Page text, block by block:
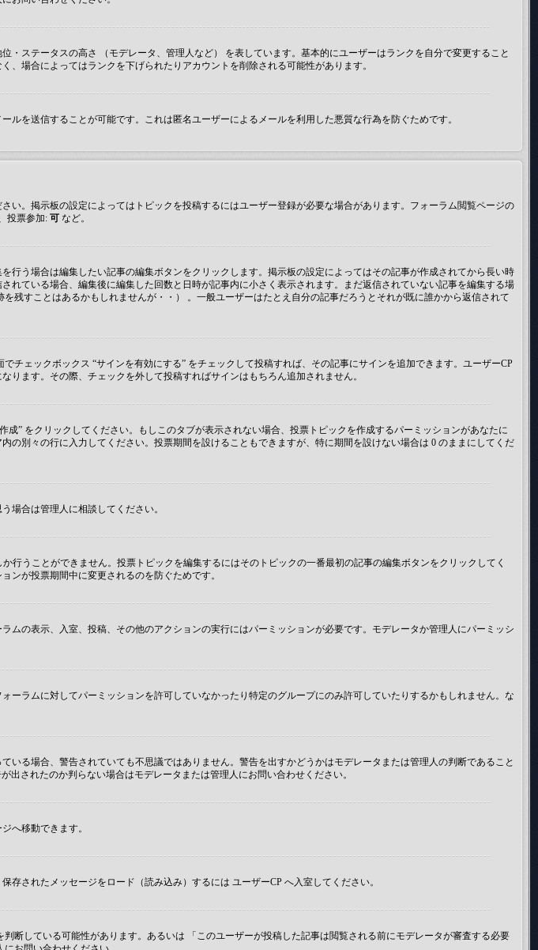
ステータスの高さ （モデレータ、管理人など） を表しています。基本的にユーザーはランクを自分で変更すること
場合によってはランクを下げられたりアカウントを削除される可能性があります。
を送信することが可能です。これは匿名ユーザーによるメールを利用した悪質な行為を防ぐためです。
。掲示板の設定によってはトピックを投稿するにはユーザー登録が必要な場合があります。フォーラム閲覧ページの
投票参加: 可 など。
う場合は編集したい記事の編集ボタンをクリックします。掲示板の設定によってはその記事が作成されてから長い時
ている場合、編集後に編集した回数と日時が記事内に小さく表示されます。まだ返信されていない記事を編集する場
残すことはあるかもしれませんが・・） 。一般ユーザーはたとえ自分の記事だろうとそれが既に誰かから返信されて
ェックボックス “サインを有効にする” をチェックして投稿すれば、その記事にサインを追加できます。ユーザーCP
ります。その際、チェックを外して投稿すればサインはもちろん追加されません。
” をクリックしてください。もしこのタブが表示されない場合、投票トピックを作成するパーミッションがあなたに
別々の行に入力してください。投票期間を設けることもできますが、特に期間を設けない場合は 0 のままにしてくだ
場合は管理人に相談してください。
うことができません。投票トピックを編集するにはそのトピックの一番最初の記事の編集ボタンをクリックしてく
ンが投票期間中に変更されるのを防ぐためです。
の表示、入室、投稿、その他のアクションの実行にはパーミッションが必要です。モデレータか管理人にパーミッシ
ラムに対してパーミッションを許可していなかったり特定のグループにのみ許可していたりするかもしれません。な
る場合、警告されていても不思議ではありません。警告を出すかどうかはモデレータまたは管理人の判断であること
されたのか判らない場合はモデレータまたは管理人にお問い合わせください。
へ移動できます。
されたメッセージをロード（読み込み）するには ユーザーCP へ入室してください。
断している可能性があります。あるいは 「このユーザーが投稿した記事は閲覧される前にモデレータが審査する必要